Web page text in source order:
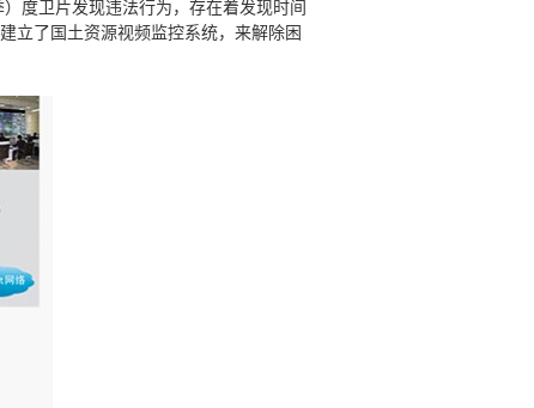
度卫片发现违法行为，存在着发现时间
立了国土资源视频监控系统，来解除困